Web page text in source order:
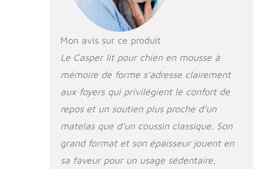
pour être durable
déchirures
et lavable en
machine,
impénétrable
aux taches de
fourrure
Mon avis sur ce produit
Le Casper lit pour chien en mousse à
mémoire de forme s’adresse clairement
aux foyers qui privilégient le confort de
repos et un soutien plus proche d’un
matelas que d’un coussin classique. Son
grand format et son épaisseur jouent en
sa faveur pour un usage sédentaire,